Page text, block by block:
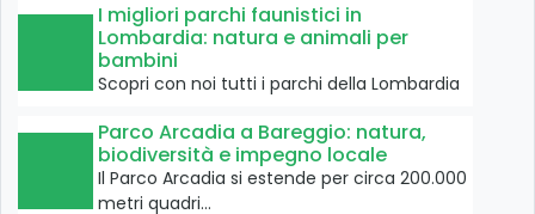
I migliori parchi faunistici in
Lombardia: natura e animali per
bambini
Scopri con noi tutti i parchi della Lombardia
Parco Arcadia a Bareggio: natura,
biodiversità e impegno locale
Il Parco Arcadia si estende per circa 200.000
metri quadri…